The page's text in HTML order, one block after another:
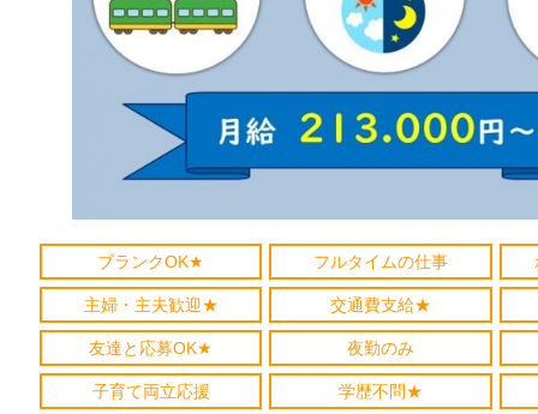
ブランクOK★ フルタイムの仕事
主婦・主夫歓迎★ 交通費支給★
友達と応募OK★ 夜勤のみ
子育て両立応援 学歴不問★